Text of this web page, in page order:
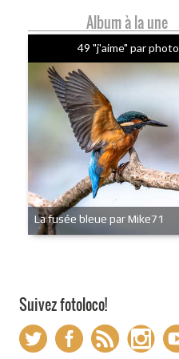
Album à la une
49 "j'aime" par photo
La fusée bleue par Mike71
Suivez fotoloco!